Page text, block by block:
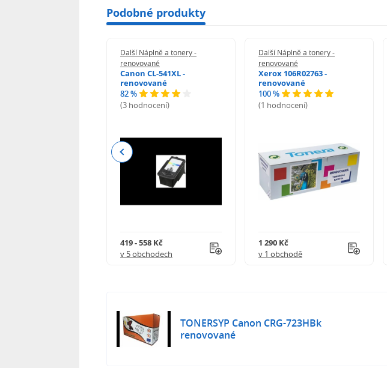
Podobné produkty
Další Náplně a tonery -
renovované
Canon CL-541XL -
renovované
82 %
(3 hodnocení)
419 - 558 Kč
v 5 obchodech
Další Náplně a tonery -
renovované
Xerox 106R02763 -
renovované
100 %
(1 hodnocení)
1 290 Kč
v 1 obchodě
Previous
TONERSYP Canon CRG-723HBk
renovované